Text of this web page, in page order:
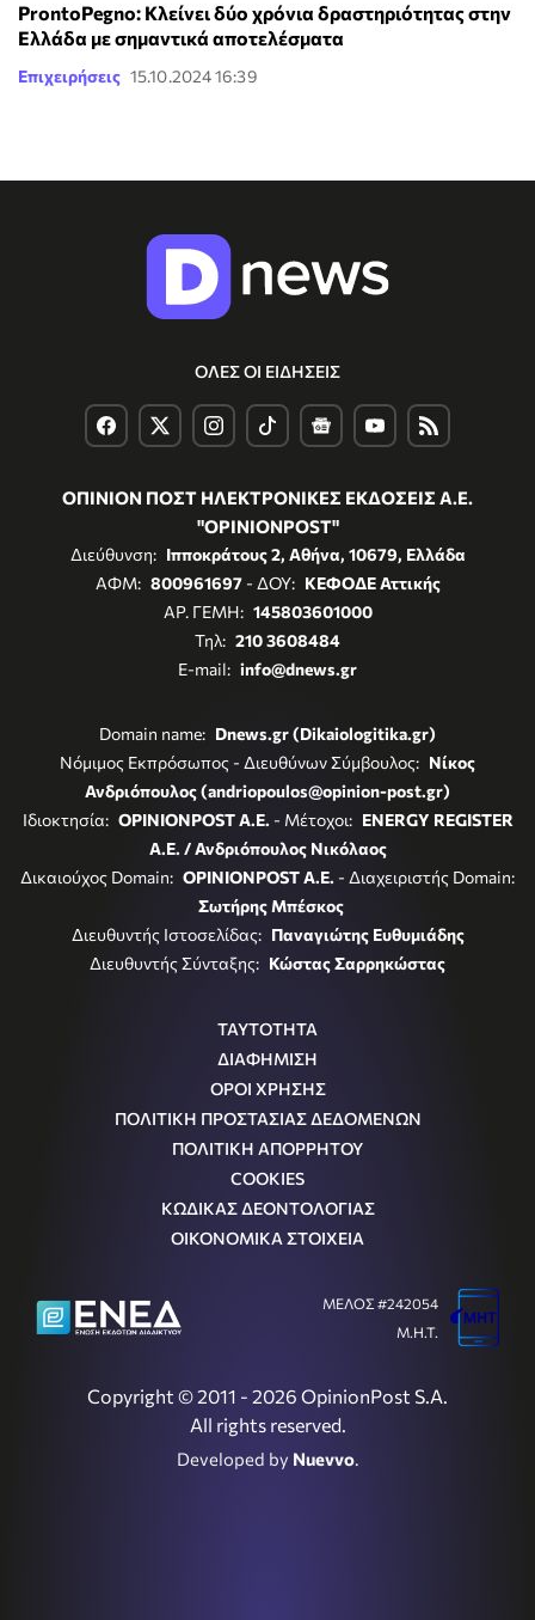
ProntoPegno: Κλείνει δύο χρόνια δραστηριότητας στην
Ελλάδα με σημαντικά αποτελέσματα
Επιχειρήσεις 15.10.2024 16:39
ΟΛΕΣ ΟΙ ΕΙΔΗΣΕΙΣ
ΟΠΙΝΙΟΝ ΠΟΣΤ ΗΛΕΚΤΡΟΝΙΚΕΣ ΕΚΔΟΣΕΙΣ Α.Ε.
"OPINIONPOST"
Διεύθυνση: Ιπποκράτους 2, Αθήνα, 10679, Ελλάδα
ΑΦΜ: 800961697- ΔΟΥ: ΚΕΦΟΔΕ Αττικής
ΑΡ. ΓΕΜΗ: 145803601000
Τηλ: 210 3608484
E-mail: info@dnews.gr
Domain name: Dnews.gr (Dikaiologitika.gr)
Νόμιμος Εκπρόσωπος - Διευθύνων Σύμβουλος: Νίκος
Ανδριόπουλος (andriopoulos@opinion-post.gr)
Ιδιοκτησία: OPINIONPOST A.E. - Μέτοχοι: ENERGY REGISTER
Α.Ε. / Ανδριόπουλος Νικόλαος
Δικαιούχος Domain: OPINIONPOST A.E. - Διαχειριστής Domain:
Σωτήρης Μπέσκος
Διευθυντής Ιστοσελίδας: Παναγιώτης Ευθυμιάδης
Διευθυντής Σύνταξης: Κώστας Σαρρηκώστας
ΤΑΥΤΟΤΗΤΑ
ΔΙΑΦΗΜΙΣΗ
ΟΡΟΙ ΧΡΗΣΗΣ
ΠΟΛΙΤΙΚΗ ΠΡΟΣΤΑΣΙΑΣ ΔΕΔΟΜΕΝΩΝ
ΠΟΛΙΤΙΚΗ ΑΠΟΡΡΗΤΟΥ
COOKIES
ΚΩΔΙΚΑΣ ΔΕΟΝΤΟΛΟΓΙΑΣ
ΟΙΚΟΝΟΜΙΚΑ ΣΤΟΙΧΕΙΑ
Copyright © 2011 - 2026 OpinionPost S.A.
All rights reserved.
Developed by Nuevvo.
ΜΕΛΟΣ #242054
Μ.Η.Τ.